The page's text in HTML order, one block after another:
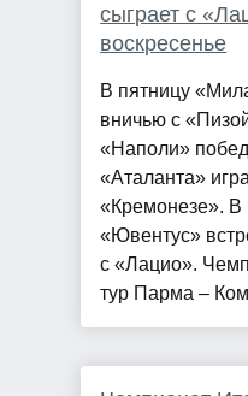
сыграет с
воскресенье
В пятницу
вничью с
«Наполи»
«Аталанта»
«Кремонезе». В
«Ювентус»
с «Лацио».
тур Парма –